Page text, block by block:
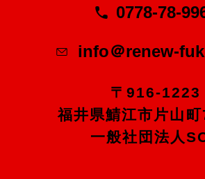
0778-78-
info＠renew-
〒916-1223
福井県鯖江市片山
一般社団法人